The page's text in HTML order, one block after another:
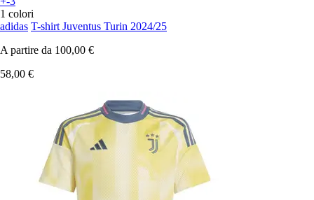
1 colori
adidas T-shirt Juventus Turin 2024/25
A partire da 100,00 €
58,00 €